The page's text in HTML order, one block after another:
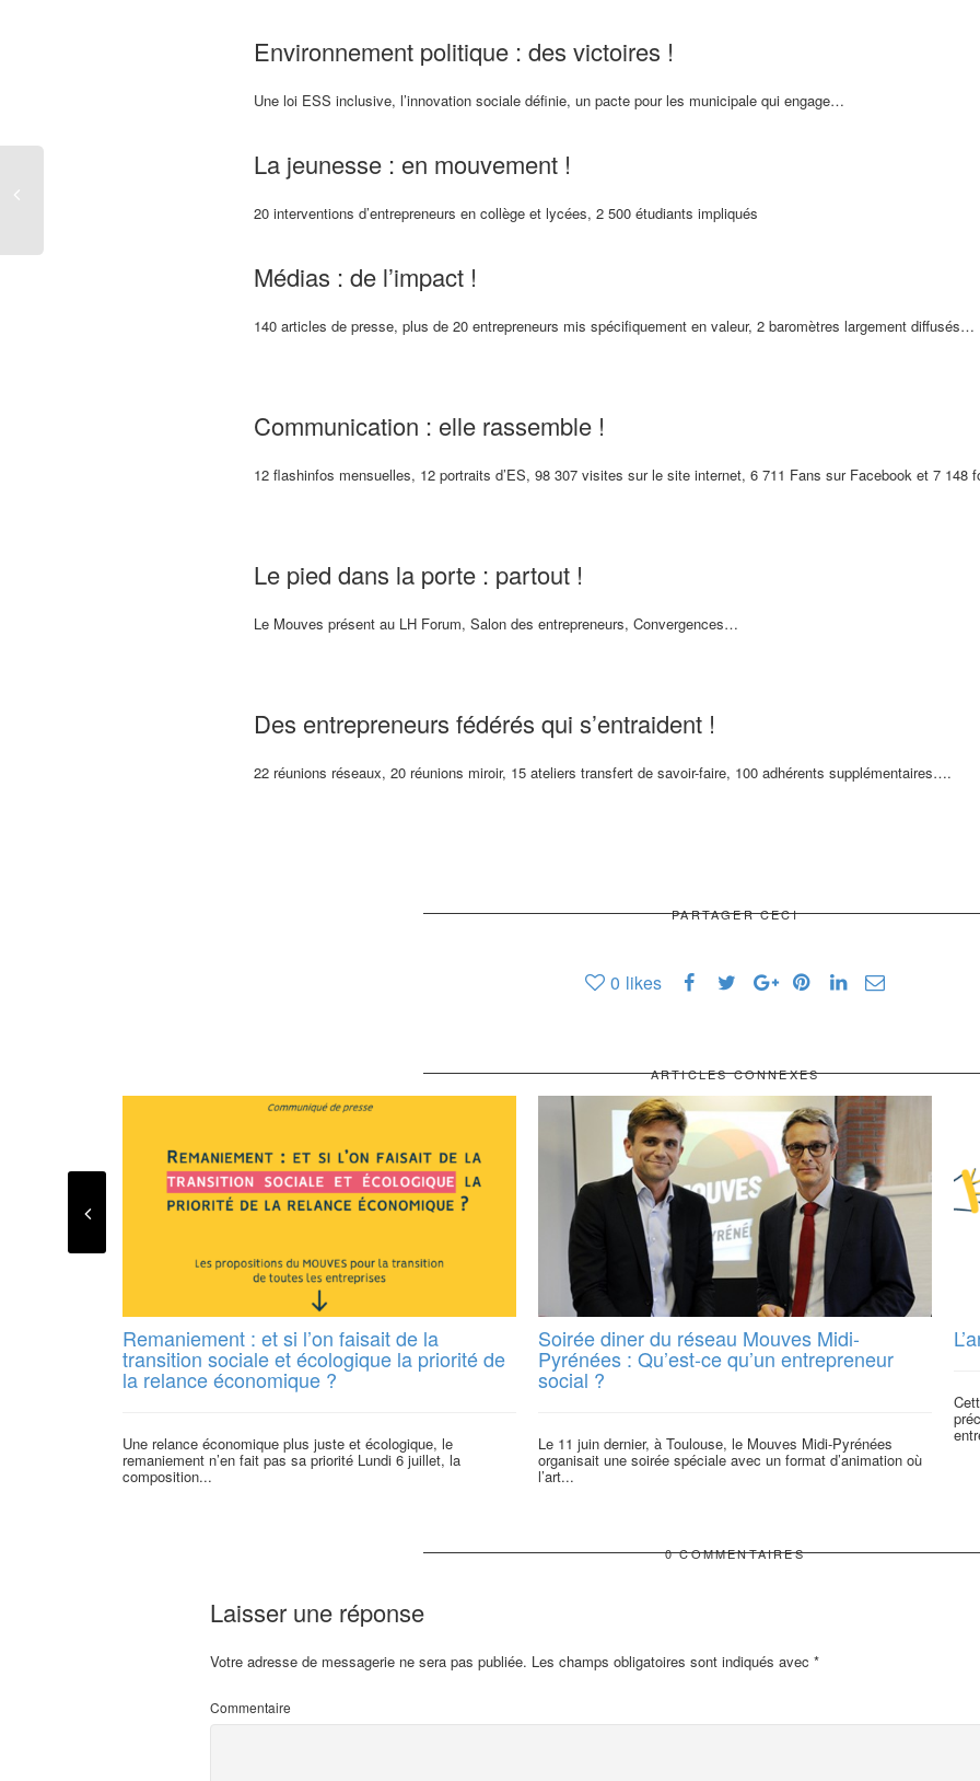
Environnement politique : des victoires !
Une loi ESS inclusive, l’innovation sociale définie, un pacte pour les municipale qui engage…
La jeunesse : en mouvement !
20 interventions d’entrepreneurs en collège et lycées, 2 500 étudiants impliqués
Médias : de l’impact !
140 articles de presse, plus de 20 entrepreneurs mis spécifiquement en valeur, 2 baromètres largement diffusés…
Communication : elle rassemble !
12 flashinfos mensuelles, 12 portraits d’ES, 98 307 visites sur le site internet, 6 711 Fans sur Facebook et 7 148
Le pied dans la porte : partout !
Le Mouves présent au LH Forum, Salon des entrepreneurs, Convergences…
Des entrepreneurs fédérés qui s’entraident !
22 réunions réseaux, 20 réunions miroir, 15 ateliers transfert de savoir-faire, 100 adhérents supplémentaires….
PARTAGER CECI
0 likes
ARTICLES CONNEXES
Remaniement : et si l’on faisait de la
transition sociale et écologique la priorité de
la relance économique ?
Une relance économique plus juste et écologique, le
remaniement n’en fait pas sa priorité Lundi 6 juillet, la
composition...
Soirée diner du réseau Mouves Midi-
Pyrénées : Qu’est-ce qu’un entrepreneur
social ?
Le 11 juin dernier, à Toulouse, le Mouves Midi-Pyrénées
organisait une soirée spéciale avec un format d’animation où
l’art...
0 COMMENTAIRES
Laisser une réponse
Votre adresse de messagerie ne sera pas publiée. Les champs obligatoires sont indiqués avec *
Commentaire